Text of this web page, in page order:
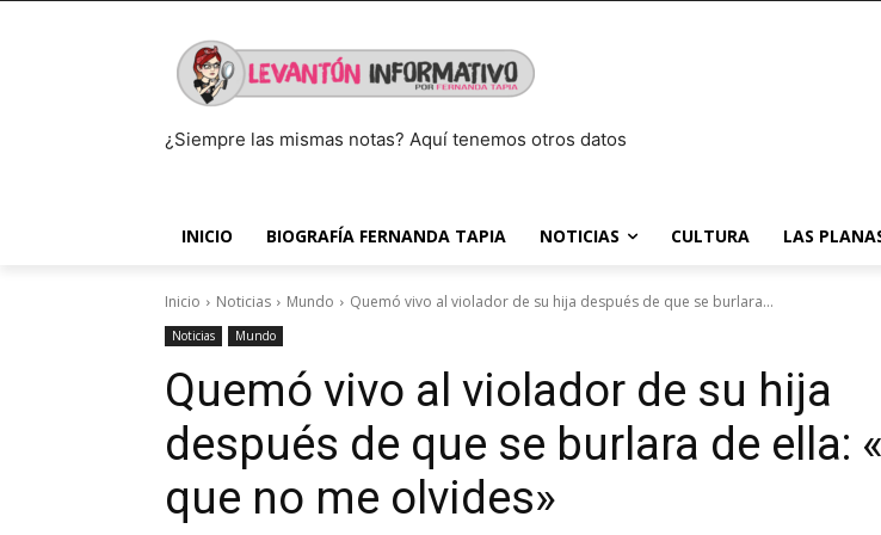
¿Siempre las mismas notas? Aquí tenemos otros datos
INICIO BIOGRAFÍA FERNANDA TAPIA NOTICIAS CULTURA LAS
Inicio Noticias Mundo Quemó vivo al violador de su hija después de que se burlara...
Noticias Mundo
Quemó vivo al violador de su hija
después de que se burlara de ella:
que no me olvides»